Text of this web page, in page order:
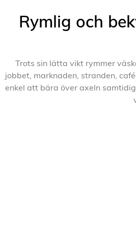
Rymlig och
Trots sin lätta vikt rymmer
jobbet, marknaden, stranden,
enkel att bära över axeln